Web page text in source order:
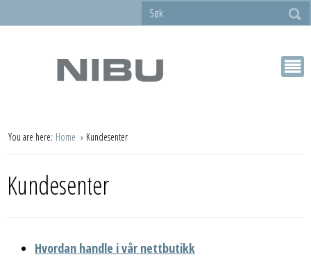
You are here: Home Kundesenter
Kundesenter
Hvordan handle i vår nettbutikk